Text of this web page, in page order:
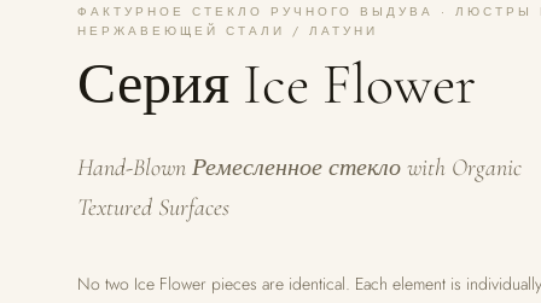
ФАКТУРНОЕ СТЕКЛО РУЧНОГО ВЫДУВА · ЛЮСТРЫ
НЕРЖАВЕЮЩЕЙ СТАЛИ / ЛАТУНИ
Серия Ice Flower
Hand-Blown Ремесленное стекло with Organic
Textured Surfaces
No two Ice Flower pieces are identical. Each element is